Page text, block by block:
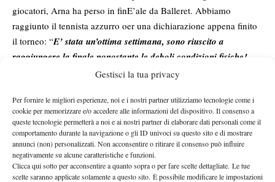
Gestisci la tua privacy
Per fornire le migliori esperienze, noi e i nostri partner utilizziamo tecnologie come i
cookie per memorizzare e/o accedere alle informazioni del dispositivo. Il consenso a
queste tecnologie permetterà a noi e ai nostri partner di elaborare dati personali come il
comportamento durante la navigazione o gli ID univoci su questo sito e di mostrare
annunci (non) personalizzati. Non acconsentire o ritirare il consenso può influire
negativamente su alcune caratteristiche e funzioni.
Clicca qui sotto per acconsentire a quanto sopra o per fare scelte dettagliate. Le tue
scelte saranno applicate solamente a questo sito. È possibile modificare le impostazioni
giocatori, Arna ha perso in finE’ale da Balleret. Abbiamo
raggiunto il tennista azzurro oer una dichiarazione appena finito
il torneo: “E’ stata un’ottima settimana, sono riuscito a
raggiungere la finale nonostante le deboli condizioni fisiche!
Spero che sia solo l’inizio di una lunga serie
addetti ai lavori lo scetticismo e l’ironia regnavano..